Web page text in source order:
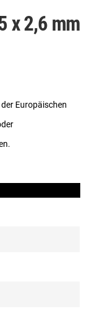
x 2,6 mm
Europäischen